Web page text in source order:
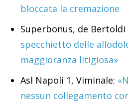
bloccata la cremazione
Superbonus, de Bertoldi
specchietto delle
maggioranza litigiosa»
Asl Napoli 1, Viminale:
nessun collegamento